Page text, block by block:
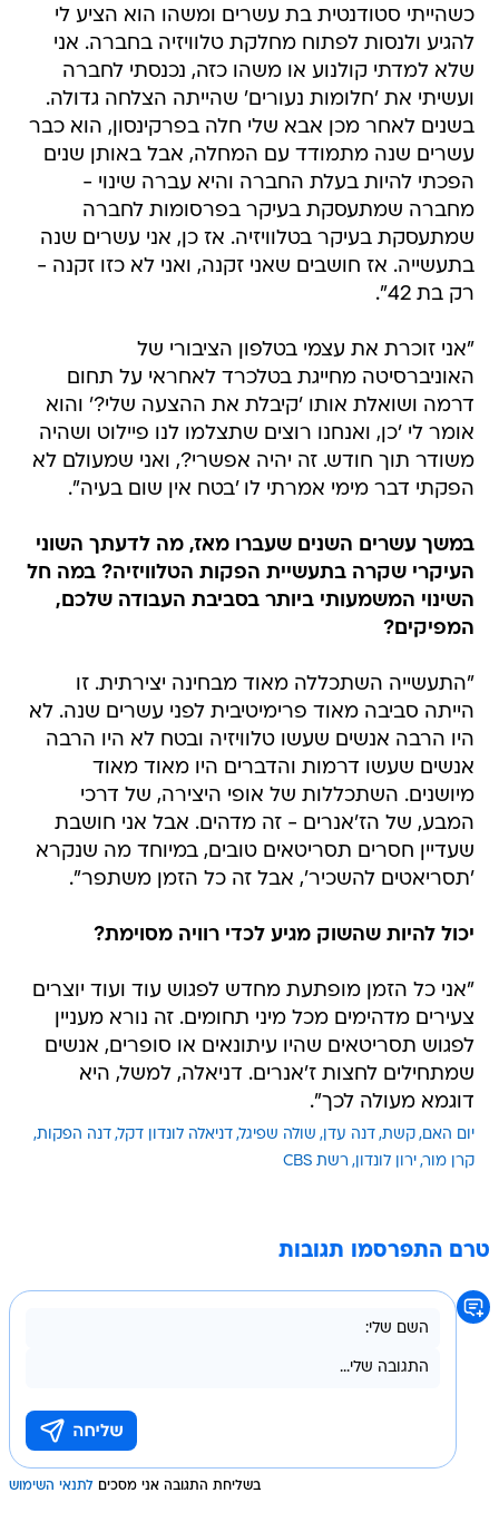
כשהייתי סטודנטית בת עשרים ומשהו הוא הציע לי
להגיע ולנסות לפתוח מחלקת טלוויזיה בחברה. אני
שלא למדתי קולנוע או משהו כזה, נכנסתי לחברה
ועשיתי את 'חלומות נעורים' שהייתה הצלחה גדולה.
בשנים לאחר מכן אבא שלי חלה בפרקינסון, הוא כבר
עשרים שנה מתמודד עם המחלה, אבל באותן שנים
הפכתי להיות בעלת החברה והיא עברה שינוי -
מחברה שמתעסקת בעיקר בפרסומות לחברה
שמתעסקת בעיקר בטלוויזיה. אז כן, אני עשרים שנה
בתעשייה. אז חושבים שאני זקנה, ואני לא כזו זקנה -
רק בת 42".
"אני זוכרת את עצמי בטלפון הציבורי של
האוניברסיטה מחייגת בטלכרד לאחראי על תחום
דרמה ושואלת אותו 'קיבלת את ההצעה שלי?' והוא
אומר לי 'כן, ואנחנו רוצים שתצלמו לנו פיילוט ושהיה
משודר תוך חודש. זה יהיה אפשרי?, ואני שמעולם לא
הפקתי דבר מימי אמרתי לו 'בטח אין שום בעיה".
במשך עשרים השנים שעברו מאז, מה לדעתך השוני
העיקרי שקרה בתעשיית הפקות הטלוויזיה? במה חל
השינוי המשמעותי ביותר בסביבת העבודה שלכם,
המפיקים?
"התעשייה השתכללה מאוד מבחינה יצירתית. זו
הייתה סביבה מאוד פרימיטיבית לפני עשרים שנה. לא
היו הרבה אנשים שעשו טלוויזיה ובטח לא היו הרבה
אנשים שעשו דרמות והדברים היו מאוד מאוד
מיושנים. השתכללות של אופי היצירה, של דרכי
המבע, של הז'אנרים - זה מדהים. אבל אני חושבת
שעדיין חסרים תסריטאים טובים, במיוחד מה שנקרא
'תסריאטים להשכיר', אבל זה כל הזמן משתפר".
יכול להיות שהשוק מגיע לכדי רוויה מסוימת?
"אני כל הזמן מופתעת מחדש לפגוש עוד ועוד יוצרים
צעירים מדהימים מכל מיני תחומים. זה נורא מעניין
לפגוש תסריטאים שהיו עיתונאים או סופרים, אנשים
שמתחילים לחצות ז'אנרים. דניאלה, למשל, היא
דוגמא מעולה לכך".
יום האם קשת דנה עדן שולה שפיגל דניאלה לונדון דקל דנה הפקות
קרן מור ירון לונדון רשת CBS
טרם התפרסמו תגובות
בשליחת התגובה אני מסכים לתנאי השימוש